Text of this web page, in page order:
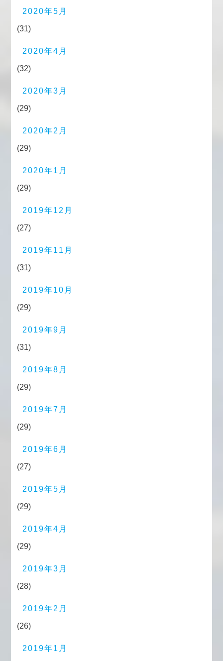
2020年5月
(31)
2020年4月
(32)
2020年3月
(29)
2020年2月
(29)
2020年1月
(29)
2019年12月
(27)
2019年11月
(31)
2019年10月
(29)
2019年9月
(31)
2019年8月
(29)
2019年7月
(29)
2019年6月
(27)
2019年5月
(29)
2019年4月
(29)
2019年3月
(28)
2019年2月
(26)
2019年1月